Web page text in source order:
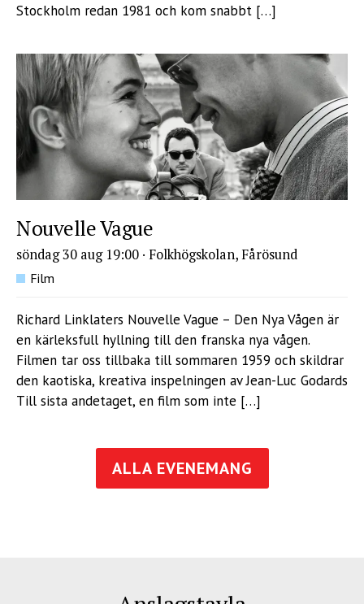
Stockholm redan 1981 och kom snabbt […]
Nouvelle Vague
söndag 30 aug 19:00 · Folkhögskolan, Fårösund
Film
Richard Linklaters Nouvelle Vague – Den Nya Vågen är
en kärleksfull hyllning till den franska nya vågen.
Filmen tar oss tillbaka till sommaren 1959 och skildrar
den kaotiska, kreativa inspelningen av Jean-Luc Godards
Till sista andetaget, en film som inte […]
ALLA EVENEMANG